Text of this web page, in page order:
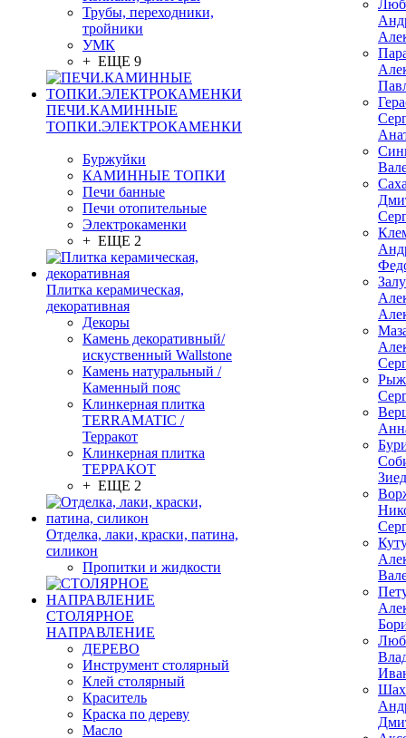
Трубы, переходники,
тройники
УМК
+ ЕЩЕ 9
ПЕЧИ.КАМИННЫЕ
ТОПКИ.ЭЛЕКТРОКАМЕНКИ
Буржуйки
КАМИННЫЕ ТОПКИ
Печи банные
Печи отопительные
Электрокаменки
+ ЕЩЕ 2
Плитка керамическая,
декоративная
Декоры
Камень декоративный/
искуственный Wallstone
Камень натуральный /
Каменный пояс
Клинкерная плитка
TERRAMATIC /
Терракот
Клинкерная плитка
ТЕРРАКОТ
+ ЕЩЕ 2
Отделка, лаки, краски, патина,
силикон
Пропитки и жидкости
СТОЛЯРНОЕ
НАПРАВЛЕНИЕ
ДЕРЕВО
Инструмент столярный
Клей столярный
Краситель
Краска по дереву
Масло